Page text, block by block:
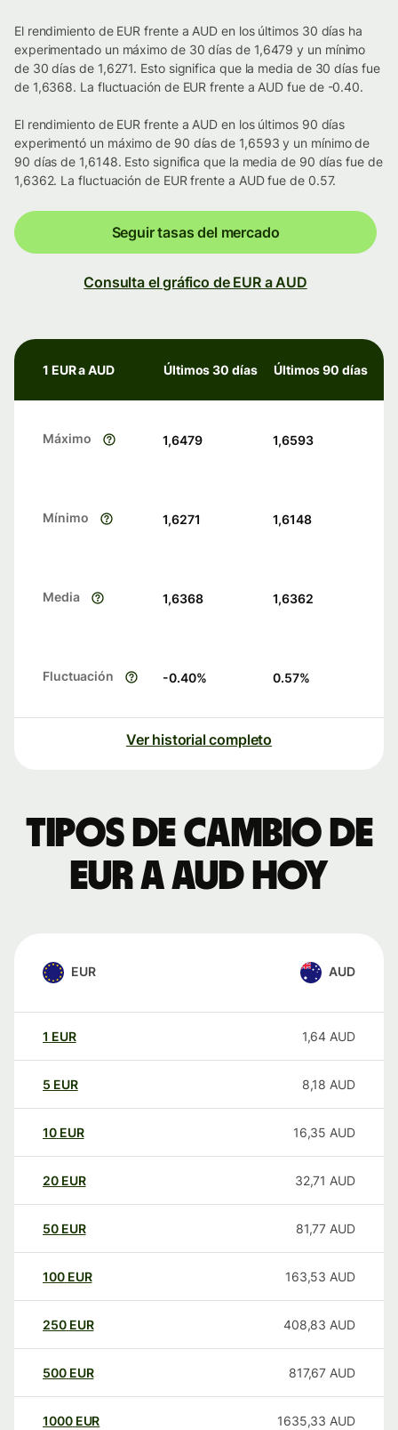
El rendimiento de EUR frente a AUD en los últimos 30 días ha
experimentado un máximo de 30 días de 1,6479 y un mínimo
de 30 días de 1,6271. Esto significa que la media de 30 días fue
de 1,6368. La fluctuación de EUR frente a AUD fue de -0.40.
El rendimiento de EUR frente a AUD en los últimos 90 días
experimentó un máximo de 90 días de 1,6593 y un mínimo de
90 días de 1,6148. Esto significa que la media de 90 días fue de
1,6362. La fluctuación de EUR frente a AUD fue de 0.57.
Seguir tasas del mercado
Consulta el gráfico de EUR a AUD
1 EUR a AUD Últimos 30 días Últimos 90 días
Máximo 1,6479 1,6593
Mínimo 1,6271 1,6148
Media 1,6368 1,6362
Fluctuación -0.40% 0.57%
Ver historial completo
Tipos de cambio de
EUR a AUD hoy
EUR AUD
1 EUR 1,64 AUD
5 EUR 8,18 AUD
10 EUR 16,35 AUD
20 EUR 32,71 AUD
50 EUR 81,77 AUD
100 EUR 163,53 AUD
250 EUR 408,83 AUD
500 EUR 817,67 AUD
1000 EUR 1635,33 AUD